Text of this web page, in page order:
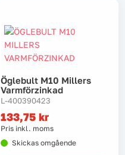
Öglebult M10 Millers
Varmförzinkad
L-400390423
133,75 kr
Pris inkl. moms
Skickas omgående